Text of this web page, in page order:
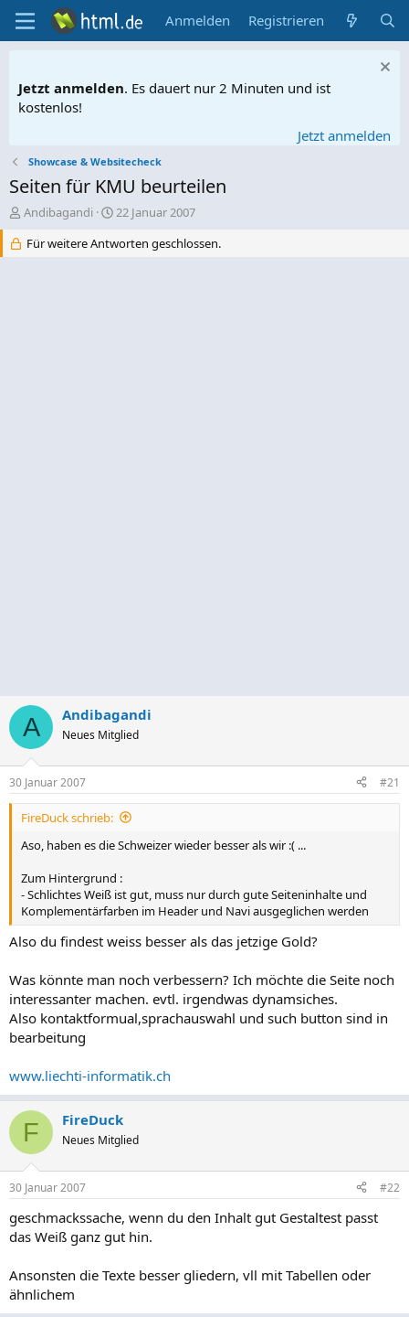
Anmelden Registrieren
Jetzt anmelden. Es dauert nur 2 Minuten und ist
kostenlos!
Jetzt anmelden
Showcase & Websitecheck
Seiten für KMU beurteilen
E
s
Andibagandi
E
s
22 Januar 2007
Für weitere Antworten geschlossen.
A Andibagandi
Neues Mitglied
30 Januar 2007 #21
FireDuck schrieb:
Aso, haben es die Schweizer wieder besser als wir :( ...
Zum Hintergrund :
- Schlichtes Weiß ist gut, muss nur durch gute Seiteninhalte und
Komplementärfarben im Header und Navi ausgeglichen werden
Also du findest weiss besser als das jetzige Gold?
Was könnte man noch verbessern? Ich möchte die Seite noch
interessanter machen. evtl. irgendwas dynamsiches.
Also kontaktformual,sprachauswahl und such button sind in
bearbeitung
www.liechti-informatik.ch
F FireDuck
Neues Mitglied
30 Januar 2007 #22
geschmackssache, wenn du den Inhalt gut Gestaltest passt
das Weiß ganz gut hin.
Ansonsten die Texte besser gliedern, vll mit Tabellen oder
ähnlichem